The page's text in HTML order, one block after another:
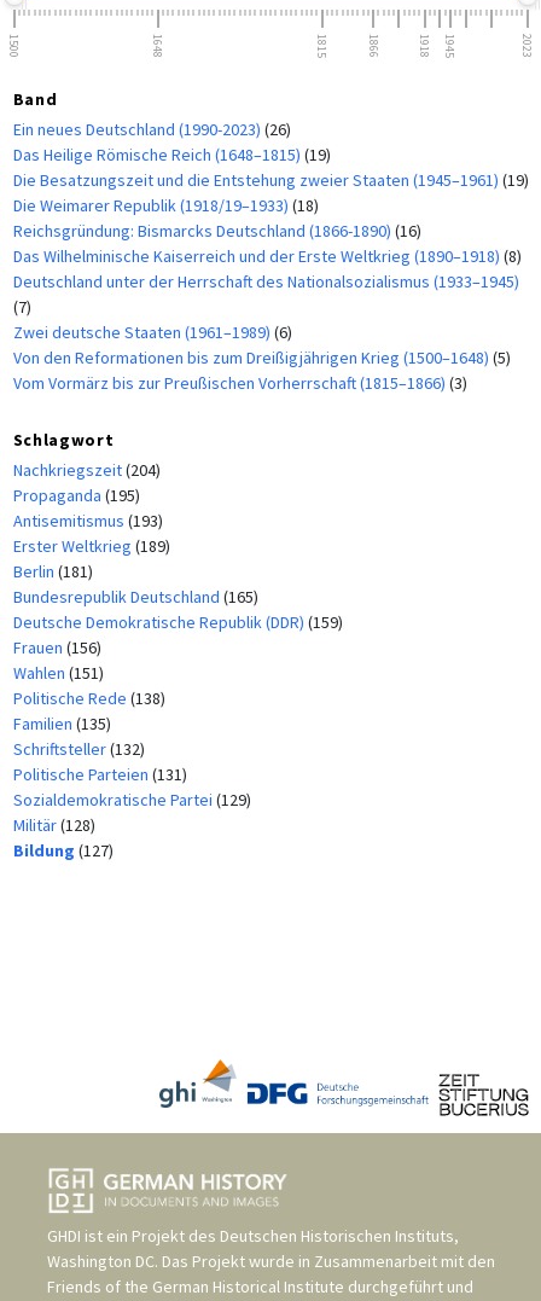
1500 1648 1815 1866 1918 1945 2023
Band
Ein neues Deutschland (1990-2023) (26)
Das Heilige Römische Reich (1648–1815) (19)
Die Besatzungszeit und die Entstehung zweier Staaten (1945–1961) (19)
Die Weimarer Republik (1918/19–1933) (18)
Reichsgründung: Bismarcks Deutschland (1866-1890) (16)
Das Wilhelminische Kaiserreich und der Erste Weltkrieg (1890–1918) (8)
Deutschland unter der Herrschaft des Nationalsozialismus (1933–1945)
(7)
Zwei deutsche Staaten (1961–1989) (6)
Von den Reformationen bis zum Dreißigjährigen Krieg (1500–1648) (5)
Vom Vormärz bis zur Preußischen Vorherrschaft (1815–1866) (3)
Schlagwort
Nachkriegszeit(204)
Propaganda (195)
Antisemitismus (193)
Erster Weltkrieg (189)
Berlin (181)
Bundesrepublik Deutschland (165)
Deutsche Demokratische Republik (DDR) (159)
Frauen (156)
Wahlen (151)
Politische Rede (138)
Familien (135)
Schriftsteller(132)
Politische Parteien (131)
Sozialdemokratische Partei (129)
Militär(128)
Bildung (127)
GHDI ist ein Projekt des Deutschen Historischen Instituts,
Washington DC. Das Projekt wurde in Zusammenarbeit mit den
Friends of the German Historical Institute durchgeführt und